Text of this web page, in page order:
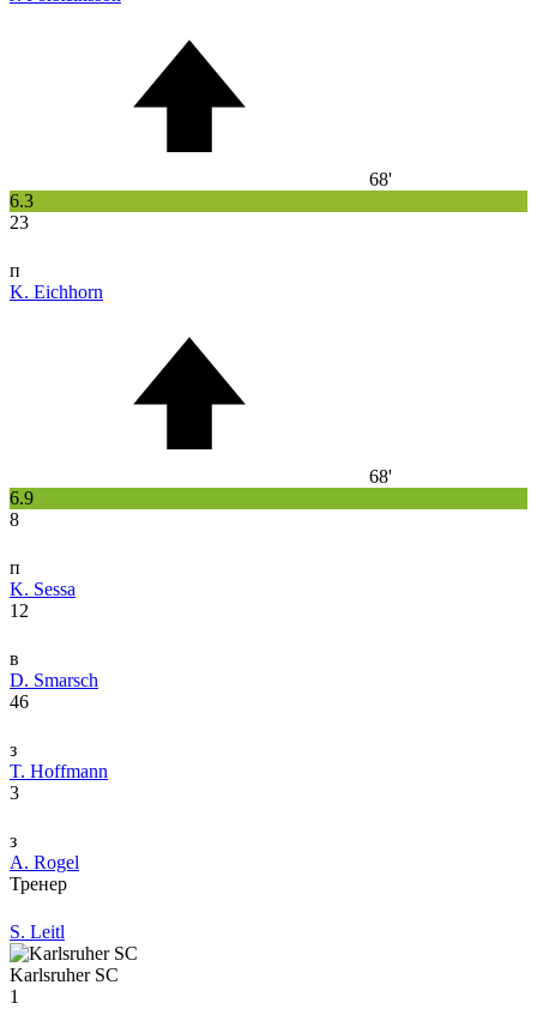
68'
6.3
23
п
K. Eichhorn
68'
6.9
8
п
K. Sessa
12
в
D. Smarsch
46
з
T. Hoffmann
3
з
A. Rogel
Тренер
S. Leitl
Karlsruher SC
1